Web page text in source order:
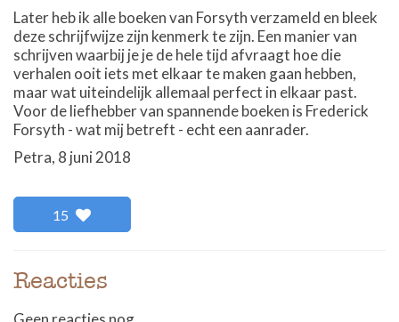
Later heb ik alle boeken van Forsyth verzameld en bleek
deze schrijfwijze zijn kenmerk te zijn. Een manier van
schrijven waarbij je je de hele tijd afvraagt hoe die
verhalen ooit iets met elkaar te maken gaan hebben,
maar wat uiteindelijk allemaal perfect in elkaar past.
Voor de liefhebber van spannende boeken is Frederick
Forsyth - wat mij betreft - echt een aanrader.
Petra, 8 juni 2018
15
Reacties